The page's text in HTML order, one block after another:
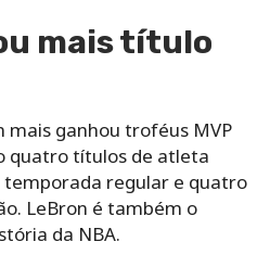
mais título
mais ganhou troféus MVP
quatro títulos de atleta
temporada regular e quatro
LeBron é também o
da NBA.